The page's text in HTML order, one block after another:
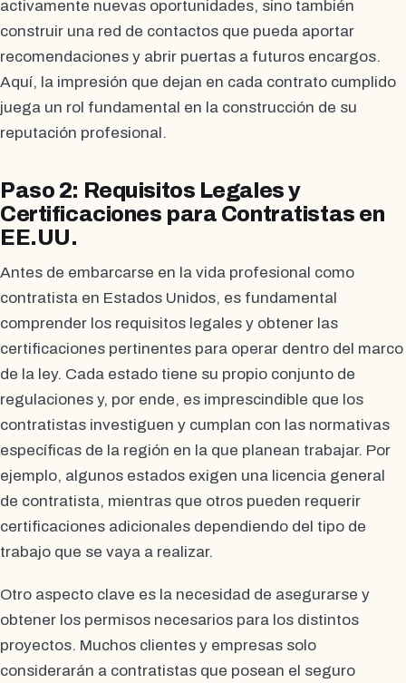
activamente nuevas oportunidades, sino también
construir una red de contactos que pueda aportar
recomendaciones y abrir puertas a futuros encargos.
Aquí, la impresión que dejan en cada contrato cumplido
juega un rol fundamental en la construcción de su
reputación profesional.
Paso 2: Requisitos Legales y
Certificaciones para Contratistas en
EE.UU.
Antes de embarcarse en la vida profesional como
contratista en Estados Unidos, es fundamental
comprender los requisitos legales y obtener las
certificaciones pertinentes para operar dentro del marco
de la ley. Cada estado tiene su propio conjunto de
regulaciones y, por ende, es imprescindible que los
contratistas investiguen y cumplan con las normativas
específicas de la región en la que planean trabajar. Por
ejemplo, algunos estados exigen una licencia general
de contratista, mientras que otros pueden requerir
certificaciones adicionales dependiendo del tipo de
trabajo que se vaya a realizar.
Otro aspecto clave es la necesidad de asegurarse y
obtener los permisos necesarios para los distintos
proyectos. Muchos clientes y empresas solo
considerarán a contratistas que posean el seguro